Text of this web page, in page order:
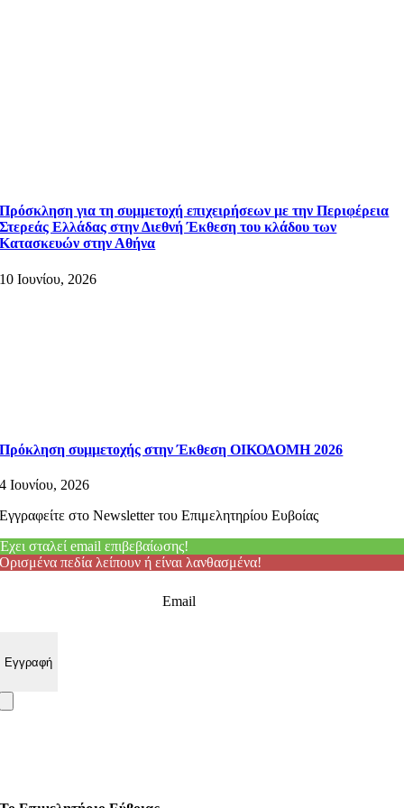
Πρόσκληση για τη συμμετοχή επιχειρήσεων με την Περιφέρεια
Στερεάς Ελλάδας στην Διεθνή Έκθεση του κλάδου των
Κατασκευών στην Αθήνα
10 Ιουνίου, 2026
Πρόκληση συμμετοχής στην Έκθεση ΟΙΚΟΔΟΜΗ 2026
4 Ιουνίου, 2026
Εγγραφείτε στο Newsletter του Επιμελητηρίου Ευβοίας
Έχει σταλεί email επιβεβαίωσης!
Ορισμένα πεδία λείπουν ή είναι λανθασμένα!
Email